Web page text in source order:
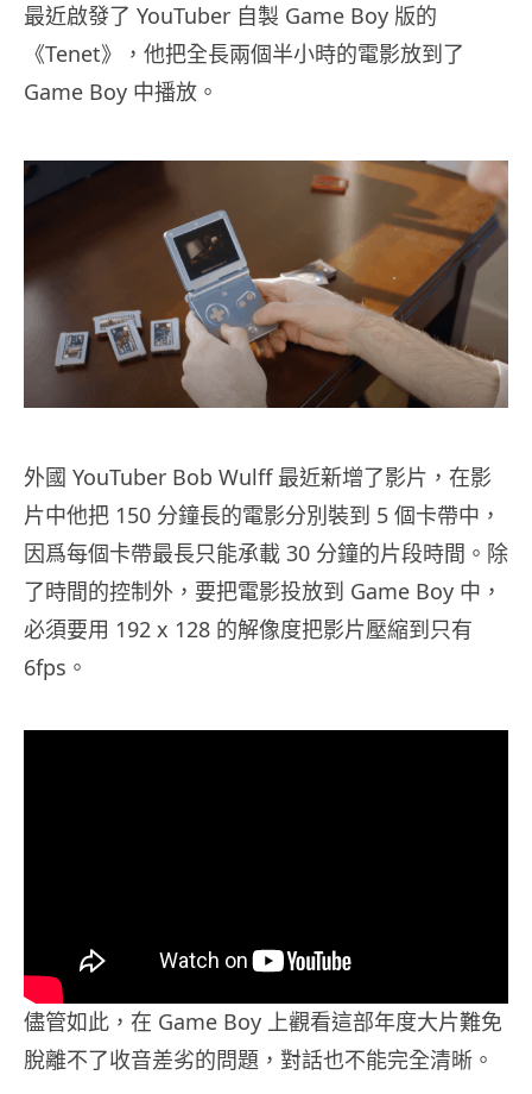
最近啟發了 YouTuber 自製 Game Boy 版的
《Tenet》，他把全長兩個半小時的電影放到了
Game Boy 中播放。
外國 YouTuber Bob Wulff 最近新增了影片，在影
片中他把 150 分鐘長的電影分別裝到 5 個卡帶中，
因爲每個卡帶最長只能承載 30 分鐘的片段時間。除
了時間的控制外，要把電影投放到 Game Boy 中，
必須要用 192 x 128 的解像度把影片壓縮到只有
6fps。
儘管如此，在 Game Boy 上觀看這部年度大片難免
脫離不了收音差劣的問題，對話也不能完全清晰。